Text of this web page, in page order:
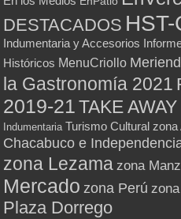
DESTACADOS
Indumentaria y Accesorios
Históricos MenuCriollo
la Gastronomía 2021
2019-21 TAKE
Indumentaria Turismo Cultural zona
Chacabuco e
zona Lezama zona
Mercado zona Perú
Plaza Dorrego